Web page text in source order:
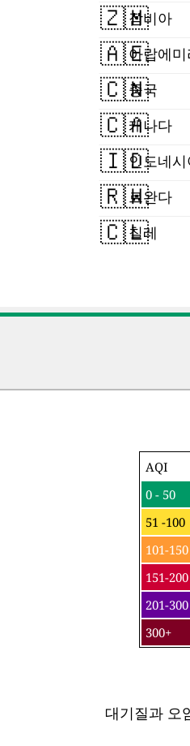
🇿🇲잠비아
🇦🇪아랍에
🇨🇳
중국
🇨🇦캐나다
🇮🇩인도네
🇷🇼르완다
🇨🇱
칠레
AQI
0 - 50
51 -100
101-150
151-200
201-300
300+
대기질과 오